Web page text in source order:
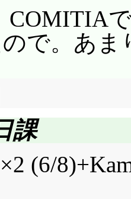
COMITIA
で。あ
課
(6/